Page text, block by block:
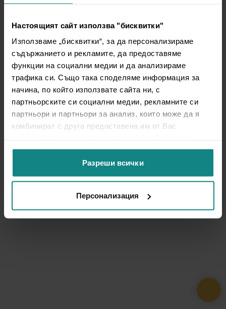
Настоящият сайт използва "бисквитки"
Използваме „бисквитки“, за да персонализираме
съдържанието и рекламите, да предоставяме
функции на социални медии и да анализираме
трафика си. Също така споделяме информация за
начина, по който използвате сайта ни, с
партньорските си социални медии, рекламните си
партньори и партньори за анализ, които може да я
комбинират с друга предоставена им от Вас
ползването от Ваша страна на услугите им.
Разреши всички
Персонализация